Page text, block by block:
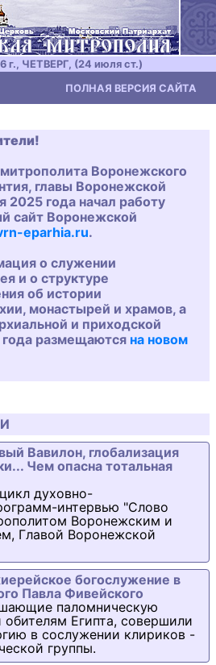
г., ЧЕТВЕРГ, (24 июля ст.)
ПОЛНАЯ ВЕРСИЯ САЙТА
Воронежского
главы Воронежской
2025 года начал работу
сайт Воронежской
eparhia.ru.
о служении
и о структуре
об истории
монастырей и храмов, а
и приходской
размещаются на новом
Вавилон, глобализация
Чем опасна тотальная
духовно-
интервью "Слово
Воронежским и
Главой Воронежской
богослужение в
Павла Фивейского
паломническую
Египта, совершили
в сослужении клириков -
группы.